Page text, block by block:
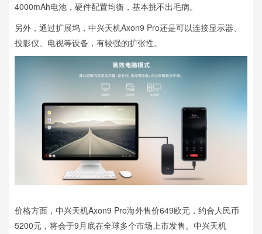
4000mAh电池，硬件配置均衡，基本挑不出毛病。
另外，通过扩展坞，中兴天机Axon9 Pro还是可以连接显示器、
投影仪、电视等设备，有较强的扩张性。
价格方面，中兴天机Axon9 Pro海外售价649欧元，约合人民币
5200元，将会于9月底在全球多个市场上市发售。中兴天机